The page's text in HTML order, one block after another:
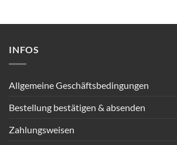
INFOS
Allgemeine Geschäftsbedingungen
Bestellung bestätigen & absenden
Zahlungsweisen